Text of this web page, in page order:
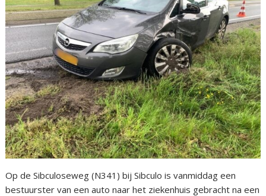
Op de Sibculoseweg (N341) bij Sibculo is vanmiddag een
bestuurster van een auto naar het ziekenhuis gebracht na een